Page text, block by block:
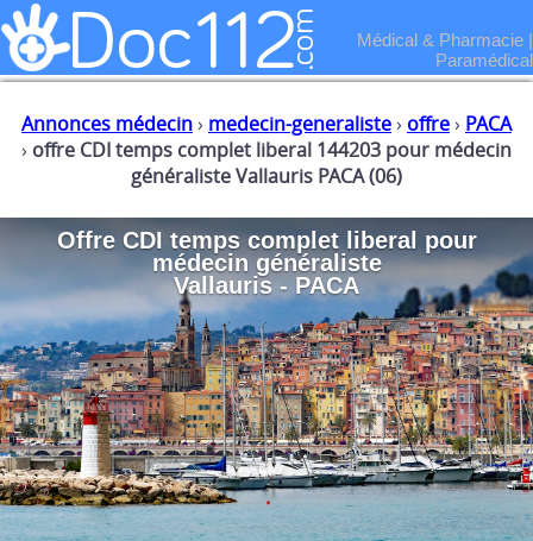
Médical & Pharmacie |
Paramédical
Annonces médecin› medecin-generaliste› offre› PACA
› offre CDI temps complet liberal 144203 pour médecin
généraliste Vallauris PACA (06)
Offre CDI temps complet liberal pour
médecin généraliste
Vallauris - PACA